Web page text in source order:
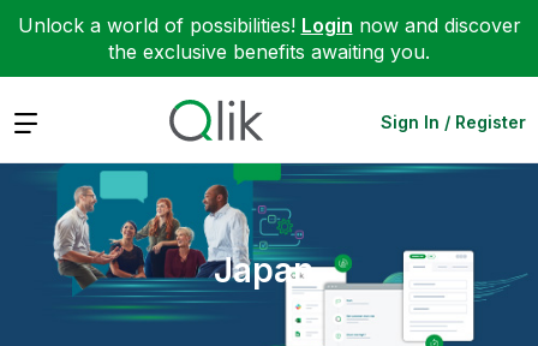
Unlock a world of possibilities! Login now and discover
the exclusive benefits awaiting you.
Expand Sign In / Register
Japan